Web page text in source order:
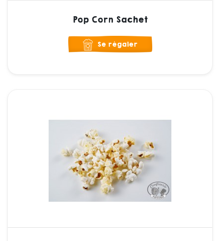
Pop Corn Sachet
Se régaler